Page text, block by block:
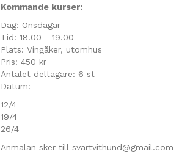
Kommande kurser:
Dag: Onsdagar
Tid: 18.00 - 19.00
Plats: Vingåker, utomhus
Pris: 450 kr
Antalet deltagare: 6 st
Datum:
12/4
19/4
26/4
Anmälan sker till svartvithund@gmail.com